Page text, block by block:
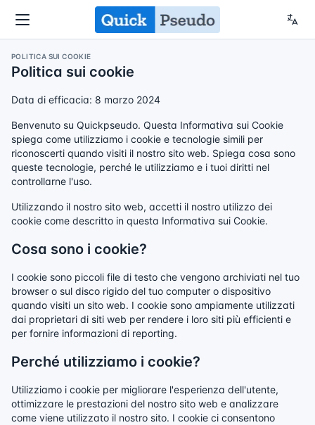
POLITICA SUI COOKIE
Politica sui cookie
Data di efficacia: 8 marzo 2024
Benvenuto su Quickpseudo. Questa Informativa sui Cookie
spiega come utilizziamo i cookie e tecnologie simili per
riconoscerti quando visiti il nostro sito web. Spiega cosa sono
queste tecnologie, perché le utilizziamo e i tuoi diritti nel
controllarne l'uso.
Utilizzando il nostro sito web, accetti il nostro utilizzo dei
cookie come descritto in questa Informativa sui Cookie.
Cosa sono i cookie?
I cookie sono piccoli file di testo che vengono archiviati nel tuo
browser o sul disco rigido del tuo computer o dispositivo
quando visiti un sito web. I cookie sono ampiamente utilizzati
dai proprietari di siti web per rendere i loro siti più efficienti e
per fornire informazioni di reporting.
Perché utilizziamo i cookie?
Utilizziamo i cookie per migliorare l'esperienza dell'utente,
ottimizzare le prestazioni del nostro sito web e analizzare
come viene utilizzato il nostro sito. I cookie ci consentono